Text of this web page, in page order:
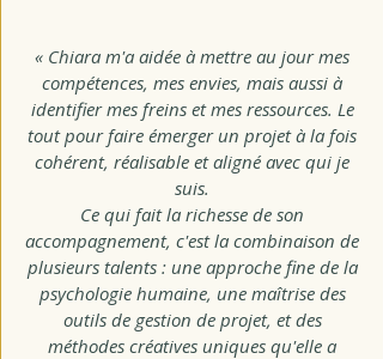
« Chiara m'a aidée à mettre au jour mes
compétences, mes envies, mais aussi à
identifier mes freins et mes ressources. Le
tout pour faire émerger un projet à la fois
cohérent, réalisable et aligné avec qui je
suis.
Ce qui fait la richesse de son
accompagnement, c'est la combinaison de
plusieurs talents : une approche fine de la
psychologie humaine, une maîtrise des
outils de gestion de projet, et des
méthodes créatives uniques qu'elle a